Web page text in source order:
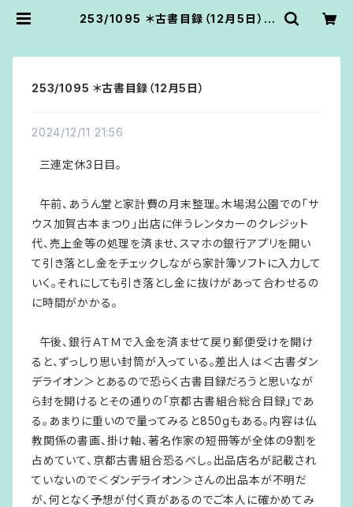
253/1095 ＊古書目録（12月5日） |
253/1095 ＊古書目録（12月5日）
2024/12/11 21:56
三連定休3日目。
午前、あうん堂と家計費の月末整理。木場潟公園での「サ
ウス加賀古本まつり」出店に伴うレンタカーのクレジット
代、売上金等の処理を済ませ、スマホの銀行アプリを開い
て引き落とし金をチェックしながら家計簿ソフトに入力して
いく。それにしても引き落とし金に抜けがあって合わせるの
に時間がかかる。
午後、銀行ＡＴＭで入金を済ませて戻り郵便受けを開け
ると、ずっしり思い封筒が入っている。差出人は＜古書ダン
デライオン＞とあるので恐らく古書目録だろうと思いなが
ら封を開けるとその通りの「京都古書組合総合目録」であ
る。あまりに重いので量ってみると850gもある。内容は仏
教関係の書画、掛け軸、著名作家の短冊等が全体の9割を
占めていて、京都古書組合恐るべし。出品店名が記載され
ていないので＜ダンデライオン＞さんの出品本が不明だ
が、何となく予想が付く頁があるのでご本人に確かめてみ